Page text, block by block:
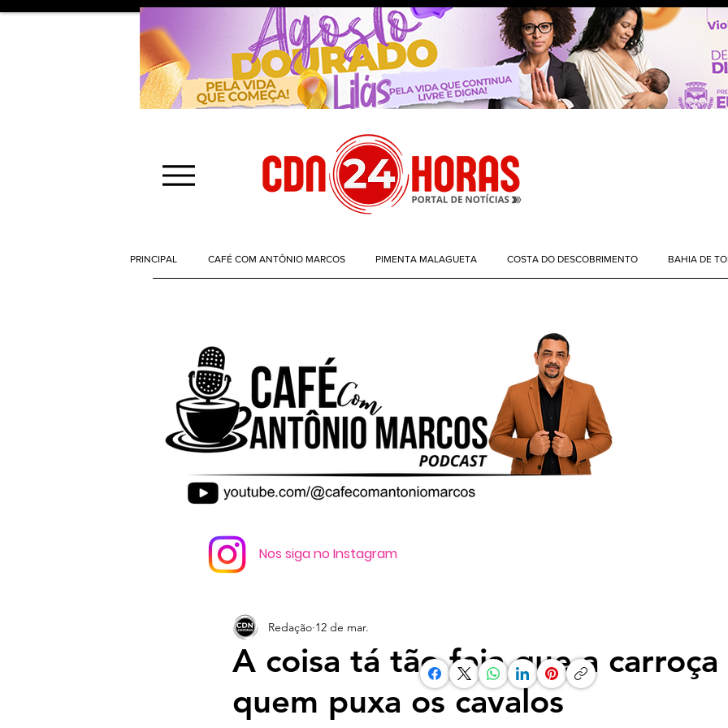
Nos siga no Instagram
A coisa tá tão feia que a carroça
quem puxa os cavalos
Redação 12 de mar.
PRINCIPAL CAFÉ COM ANTÔNIO MARCOS PIMENTA MALAGUETA COSTA DO DESCOBRIMENTO BAHIA DE